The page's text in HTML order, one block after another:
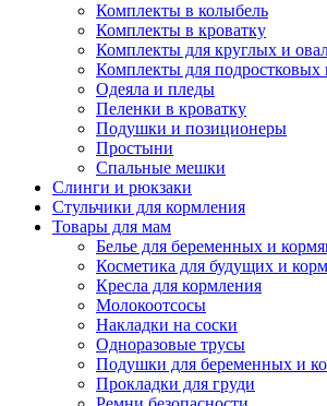
Комплекты в колыбель
Комплекты в кроватку
Комплекты для круглых и
Комплекты для подростковых
Одеяла и пледы
Пеленки в кроватку
Подушки и позиционеры
Простыни
Спальные мешки
Слинги и рюкзаки
Стульчики для кормления
Товары для мам
Белье для беременных и
Косметика для будущих и
Кресла для кормления
Молокоотсосы
Накладки на соски
Одноразовые трусы
Подушки для беременных и
Прокладки для груди